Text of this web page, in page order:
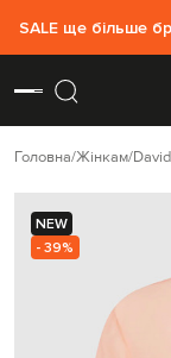
SALE ще більше
Головна Жінкам
NEW
- 39%